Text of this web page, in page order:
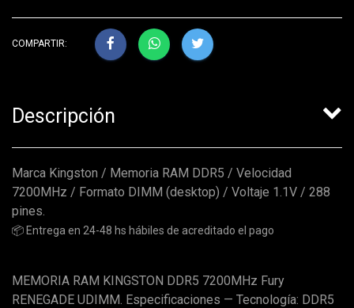
COMPARTIR:
Descripción
Marca Kingston / Memoria RAM DDR5 / Velocidad
7200MHz / Formato DIMM (desktop) / Voltaje 1.1V / 288
pines.
📦 Entrega en 24-48 hs hábiles de acreditado el pago
MEMORIA RAM KINGSTON DDR5 7200MHz Fury
RENEGADE UDIMM. Especificaciones — Tecnología: DDR5